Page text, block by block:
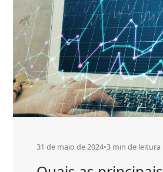
31 de maio de 2024•3 min de leitura